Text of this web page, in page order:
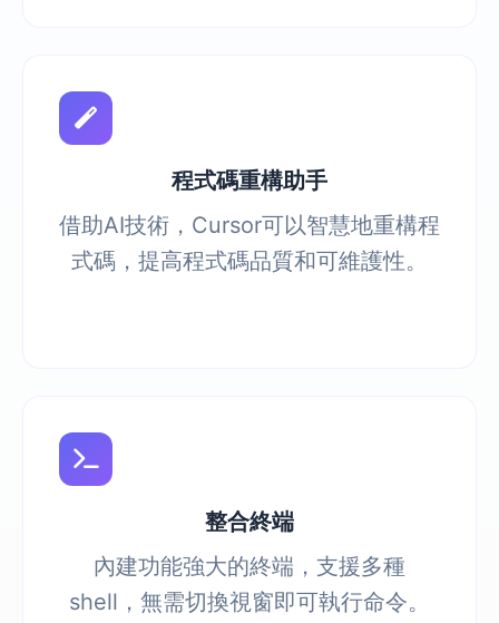
程式碼重構助手
借助AI技術，Cursor可以智慧地重構程
式碼，提高程式碼品質和可維護性。
整合終端
內建功能強大的終端，支援多種
shell，無需切換視窗即可執行命令。